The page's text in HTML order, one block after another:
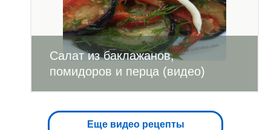
Салат из баклажанов,
помидоров и перца (видео)
Еще видео рецепты